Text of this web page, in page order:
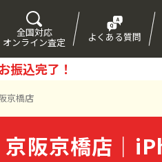
全国対応
オンライン査定 よくある質問
振込完了！
京橋店
阪京橋店｜